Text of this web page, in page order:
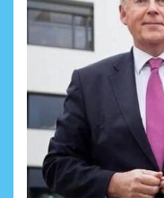
t
r
d
s